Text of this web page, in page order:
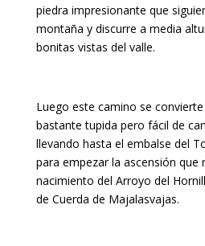
piedra impresionante que
montaña y discurre a media
bonitas vistas del valle.
Luego este camino se
bastante tupida pero fácil de
llevando hasta el embalse del
para empezar la ascensión que
nacimiento del Arroyo del
de Cuerda de Majalasvajas.